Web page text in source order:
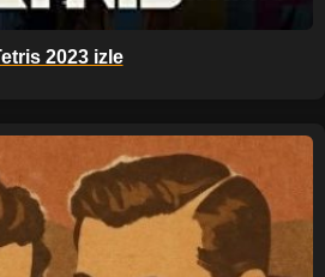
2023 izle